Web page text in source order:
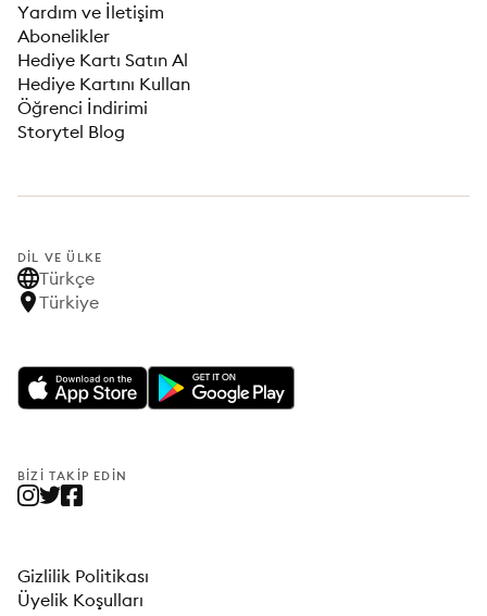
Yardım ve İletişim
Abonelikler
Hediye Kartı Satın Al
Hediye Kartını Kullan
Öğrenci İndirimi
Storytel Blog
DIL VE ÜLKE
Türkçe
Türkiye
BIZI TAKIP EDIN
Gizlilik Politikası
Üyelik Koşulları